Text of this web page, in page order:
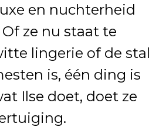
en nuchterheid
ze nu staat te
lingerie of de stal
is, één ding is
Ilse doet, doet ze